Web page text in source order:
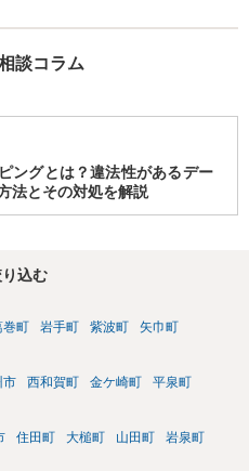
•内容の整備（プログラミング講
か（これらの対価としての給与•
により発生した損害の責任の所在
負う範囲、生徒が責任を負うこと
った生徒がユーザー企業の秘密を
、インターネットを通じたプログ
該当するか否かについて、消費者
ソコンの操作に関する知識や技
、『特定継続的役務』に該当し
されます~産業競争力強化法の
経済産業省サイト） https://www.
shinjigyo-kaitaku
談コラム
ングとは？違法性があるデー
法とその対処を解説
込む
巻町 岩手町 紫波町 矢巾町
市 西和賀町 金ケ崎町 平泉町
住田町 大槌町 山田町
岩泉町